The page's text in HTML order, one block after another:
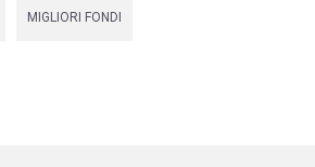
MIGLIORI FONDI